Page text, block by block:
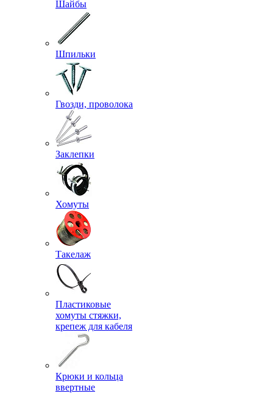
Шайбы
Шпильки
Гвозди, проволока
Заклепки
Хомуты
Такелаж
Пластиковые
хомуты стяжки,
крепеж для кабеля
Крюки и кольца
ввертные